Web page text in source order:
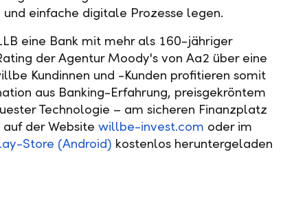
einfache digitale Prozesse legen.
eine Bank mit mehr als 160-jähriger
der Agentur Moody's von Aa2 über eine
Kundinnen und -Kunden profitieren somit
aus Banking-Erfahrung, preisgekröntem
Technologie – am sicheren Finanzplatz
der Website willbe-invest.com oder im
Store (Android) kostenlos heruntergeladen